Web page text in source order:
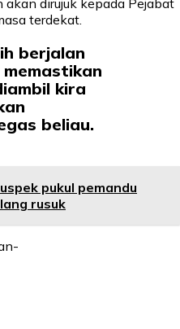
akan dirujuk kepada Pejabat
terdekat.
berjalan
kira
beliau.
pukul pemandu
rusuk